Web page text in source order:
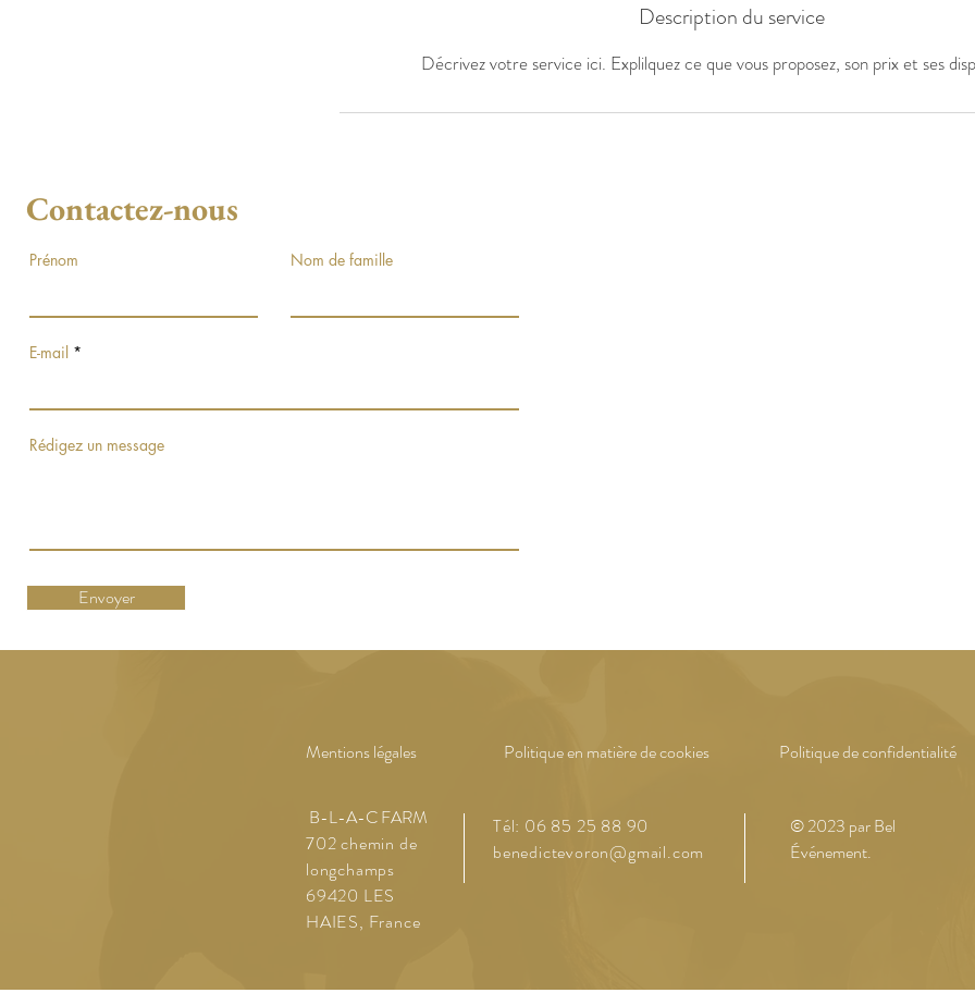
Description du service
Décrivez votre service ici. Explilquez ce que vous proposez, son prix et ses
Contactez-nous
Prénom Nom de famille
E-mail
Rédigez un message
Envoyer
Mentions légales Politique en matière de cookies Politique de confidentialité
B-L-A-C FARM
702 chemin de
longchamps
69420 LES
HAIES, France
Tél: 06 85 25 88 90
benedictevoron@gmail.com
© 2023 par Bel
Événement.